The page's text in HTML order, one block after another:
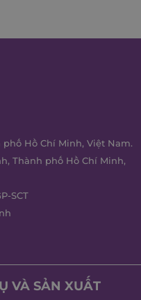
phố Hồ Chí Minh, Việt Nam.
Thành phố Hồ Chí Minh,
SCT
VÀ SẢN XUẤT